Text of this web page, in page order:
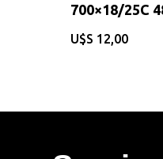
700×18/25C
$ 12,00